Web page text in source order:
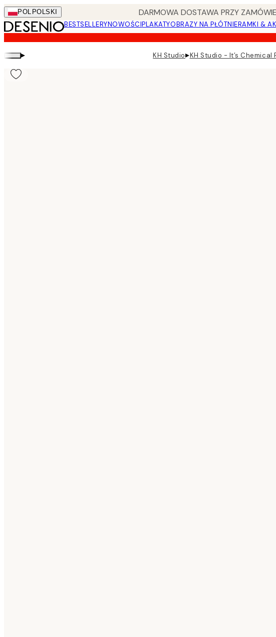
Skip
to
main
content.
POL POLSKI DARMOWA DOSTAWA PRZY
BESTSELLERYNOWOŚCIPLAKATYOBRAZY NA PŁÓTNIERAMKI &
▸ KH Studio▸KH Studio - It’s Chemical